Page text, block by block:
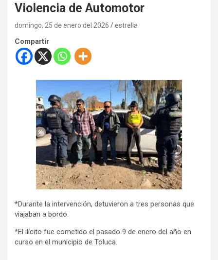
Violencia de Automotor
domingo, 25 de enero del 2026 estrella
Compartir
*Durante la intervención, detuvieron a tres personas que
viajaban a bordo.
*El ilícito fue cometido el pasado 9 de enero del año en
curso en el municipio de Toluca.